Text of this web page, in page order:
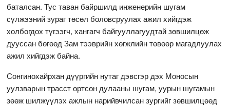
баталсан. Тус таван байршилд инженерийн шугам
сүлжээний зураг төсөл боловсруулах ажил хийгдэж
холбогдох түгээгч, хангагч байгууллагуудтай зөвшилцөж
дууссан бөгөөд Зам тээврийн хөгжлийн төвөөр магадлуулах
ажил хийгдэж байна.
Сонгинохайрхан дүүргийн нутаг дэвсгэр дэх Моносын
уулзварын трасст өртсөн дулааны шугам, уурын шугамын
зөөж шилжүүлэх ажлын нарийвчилсан зургийг зөвшилцөөд